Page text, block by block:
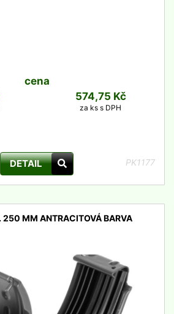
cena
574,75 Kč
za ks s DPH
DETAIL PK1177
250 MM ANTRACITOVÁ BARVA